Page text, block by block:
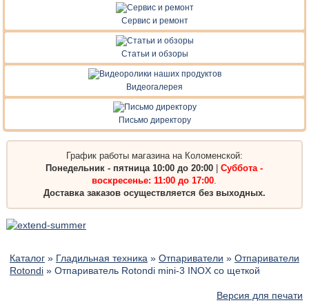
Сервис и ремонт
Статьи и обзоры
Видеогалерея
Письмо директору
График работы магазина на Коломенской:
Понедельник - пятница 10:00 до 20:00 |Суббота -
воскресенье: 11:00 до 17:00.
Доставка заказов осуществляется без выходных.
Каталог» Гладильная техника » Отпариватели » Отпариватели
Rotondi» Отпариватель Rotondi mini-3 INOX со щеткой
Версия для печати